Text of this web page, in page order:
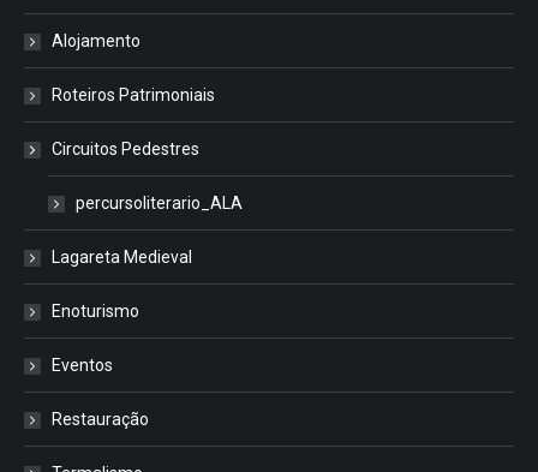
Alojamento
Roteiros Patrimoniais
Circuitos Pedestres
percursoliterario_ALA
Lagareta Medieval
Enoturismo
Eventos
Restauração